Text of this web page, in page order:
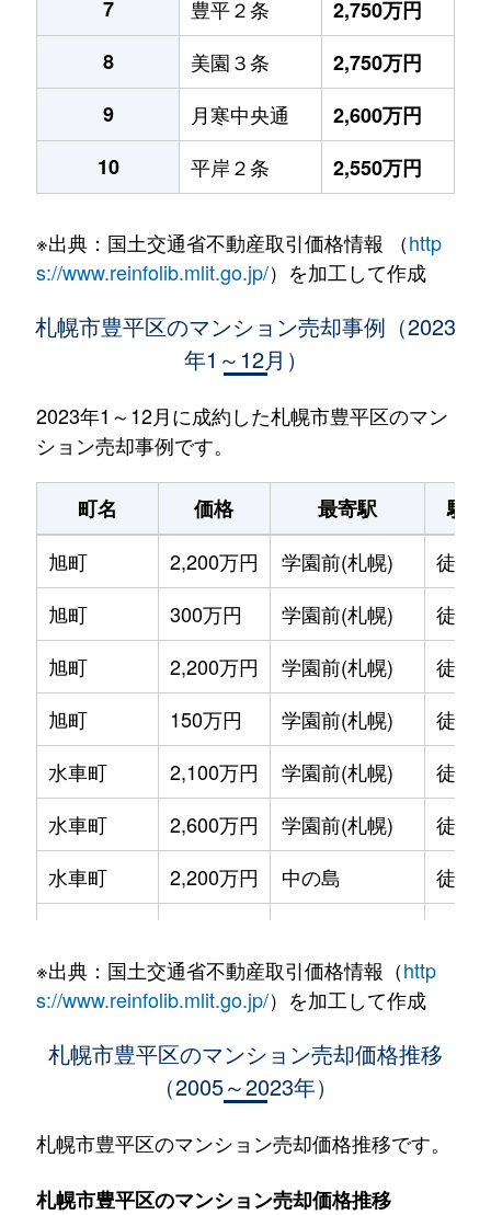
7 豊平２条
2,750万円
8
美園３条
2,750万円
9
月寒中央通
2,600万円
10
平岸２条 2,550万円
※出典：国土交通省不動産取引価格情報 （http
s://www.reinfolib.mlit.go.jp/）を加工して作成
札幌市豊平区のマンション売却事例（2023
年1～12月）
2023年1～12月に成約した札幌市豊平区のマン
ション売却事例です。
町名 価格 最寄駅
駅
旭町
2,200万円 学園前(札幌)
徒歩
旭町
300万円 学園前(札幌)
徒歩
旭町
2,200万円 学園前(札幌)
徒歩
旭町
150万円 学園前(札幌)
徒歩
水車町
2,100万円 学園前(札幌)
徒歩
水車町
2,600万円 学園前(札幌)
徒歩
水車町
2,200万円 中の島
徒歩
水車町
1,400万円 中の島
徒歩
2,500万円 月寒中央
月寒中央通
2,700万円 月寒中央
月寒中央通
1,500万円 月寒中央
※出典：国土交通省不動産取引価格情報（http
s://www.reinfolib.mlit.go.jp/）を加工して作成
札幌市豊平区のマンション売却価格推移
（2005～2023年）
札幌市豊平区のマンション売却価格推移です。
札幌市豊平区のマンション売却価格推移